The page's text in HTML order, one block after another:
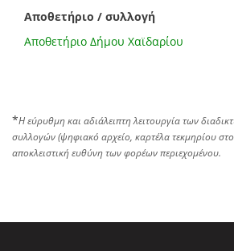
Αποθετήριο / συλλογή
Αποθετήριο Δήμου Χαϊδαρίου
*Η εύρυθμη και αδιάλειπτη λειτουργία των
συλλογών (ψηφιακό αρχείο, καρτέλα τεκμηρίου στο
αποκλειστική ευθύνη των φορέων περιεχομένου.